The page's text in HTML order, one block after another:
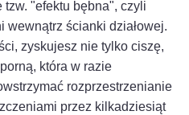
"efektu bębna", czyli
wewnątrz ścianki działowej.
zyskujesz nie tylko ciszę,
która w razie
rozprzestrzenianie
przez kilkadziesiąt